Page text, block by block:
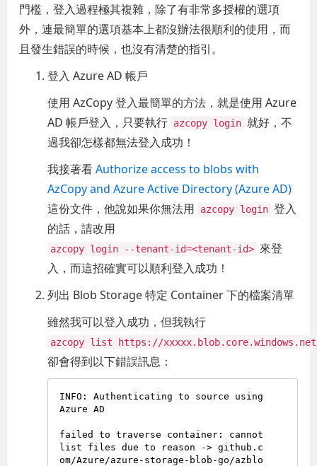
門檻，登入過程極其複雜，除了有非常多授權的選項
外，連最簡單的選項基本上都沒辦法很順利的使用，而
且發生錯誤的時候，也沒有清楚的指引。
登入 Azure AD 帳戶
使用 AzCopy 登入最簡單的方法，就是使用 Azure
AD 帳戶登入，只要執行 azcopy login 就好，不
過我卻怎樣都無法登入成功！
我接著看Authorize access to blobs with
AzCopy and Azure Active Directory (Azure AD)
這份文件，他說如果你無法用
azcopy login 登入
的話，請改用
azcopy login --tenant-id=<tenant-id> 來登
入，而這招確實可以順利登入成功！
列出 Blob Storage 特定 Container 下的檔案清單
雖然我可以登入成功，但我執行
azcopy list https://
卻會得到以下錯誤訊息：
INFO: Authenticating to source using
Azure AD
failed to traverse container: cannot
list files due to reason -> github.c
om/Azure/azure-storage-blob-go/azblo